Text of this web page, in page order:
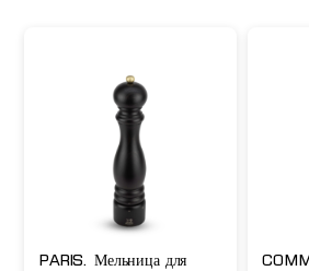
PARIS. Мельница для